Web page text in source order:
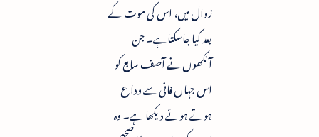
زوال میں، اس کی موت کے
بعد کیا جاسکتاہے۔ جن
آنکھوں نے آصف سابع کو
اس جہاں فانی سے وداع
ہوتے ہوئے دیکھا ہے۔ وہ